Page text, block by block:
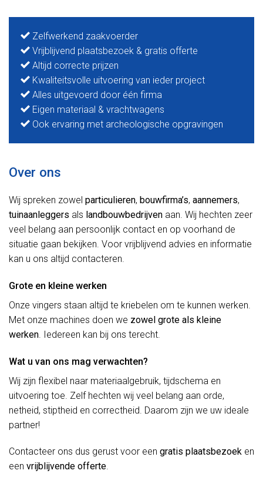
Zelfwerkend zaakvoerder
Vrijblijvend plaatsbezoek & gratis offerte
Altijd correcte prijzen
Kwaliteitsvolle uitvoering van ieder project
Alles uitgevoerd door één firma
Eigen materiaal & vrachtwagens
Ook ervaring met archeologische opgravingen
Over ons
Wij spreken zowel particulieren, bouwfirma’s, aannemers,
tuinaanleggers als landbouwbedrijven aan. Wij hechten zeer
veel belang aan persoonlijk contact en op voorhand de
situatie gaan bekijken. Voor vrijblijvend advies en informatie
kan u ons altijd contacteren.
Grote en kleine werken
Onze vingers staan altijd te kriebelen om te kunnen werken.
Met onze machines doen we zowel grote als kleine
werken. Iedereen kan bij ons terecht.
Wat u van ons mag verwachten?
Wij zijn flexibel naar materiaalgebruik, tijdschema en
uitvoering toe. Zelf hechten wij veel belang aan orde,
netheid, stiptheid en correctheid. Daarom zijn we uw ideale
partner!
Contacteer ons dus gerust voor een gratis plaatsbezoek en
een vrijblijvende offerte.